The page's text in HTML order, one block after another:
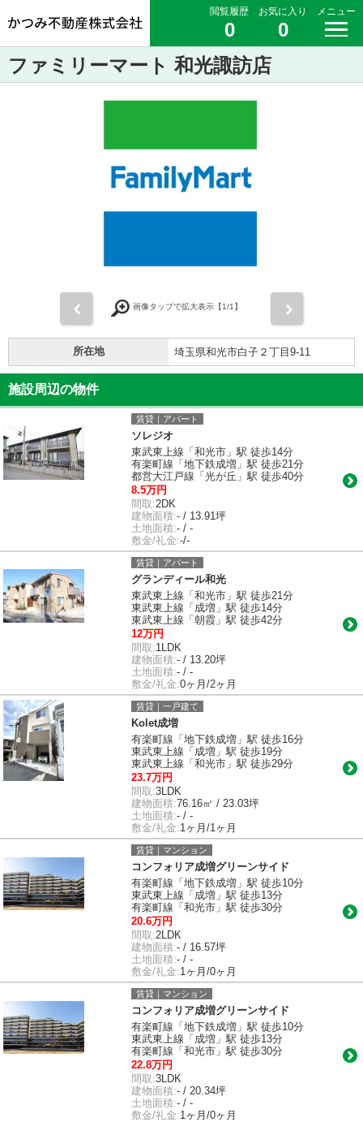
閲覧履歴
0
お気に入り
0
メニュー
ファミリーマート 和光諏訪店
画像タップで拡大表示【1/1】
所在地 埼玉県和光市白子２丁目9-11
施設周辺の物件
賃貸｜アパート
ソレジオ
東武東上線「和光市」駅 徒歩14分
有楽町線「地下鉄成増」駅 徒歩21分
都営大江戸線「光が丘」駅 徒歩40分
8.5万円
間取:2DK
建物面積:- / 13.91坪
土地面積:- / -
敷金/礼金:-/-
賃貸｜アパート
グランディール和光
東武東上線「和光市」駅 徒歩21分
東武東上線「成増」駅 徒歩14分
東武東上線「朝霞」駅 徒歩42分
12万円
間取:1LDK
建物面積:- / 13.20坪
土地面積:- / -
敷金/礼金:0ヶ月/2ヶ月
賃貸｜一戸建て
Kolet成増
有楽町線「地下鉄成増」駅 徒歩16分
東武東上線「成増」駅 徒歩19分
東武東上線「和光市」駅 徒歩29分
23.7万円
間取:3LDK
建物面積:76.16㎡ / 23.03坪
土地面積:- / -
敷金/礼金:1ヶ月/1ヶ月
賃貸｜マンション
コンフォリア成増グリーンサイド
有楽町線「地下鉄成増」駅 徒歩10分
東武東上線「成増」駅 徒歩13分
有楽町線「和光市」駅 徒歩30分
20.6万円
間取:2LDK
建物面積:- / 16.57坪
土地面積:- / -
敷金/礼金:1ヶ月/0ヶ月
賃貸｜マンション
コンフォリア成増グリーンサイド
有楽町線「地下鉄成増」駅 徒歩10分
東武東上線「成増」駅 徒歩13分
有楽町線「和光市」駅 徒歩30分
22.8万円
間取:3LDK
建物面積:- / 20.34坪
土地面積:- / -
敷金/礼金:1ヶ月/0ヶ月